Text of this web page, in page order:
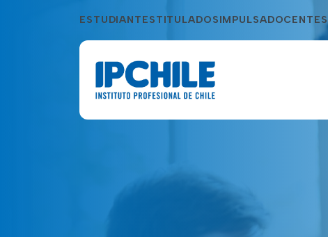
ESTUDIANTESTITULADOSIMPULSADOCENTES